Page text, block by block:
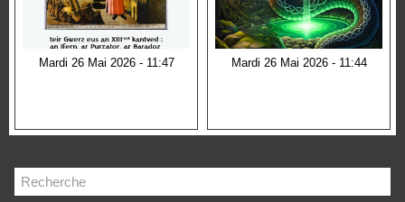
Mardi 26 Mai 2026 - 11:47 Mardi 26 Mai 2026 - 11:44
Transformation et de